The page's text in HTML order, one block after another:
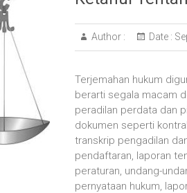
Author : Date :
Terjemahan hukum
berarti segala macam
peradilan perdata dan
dokumen seperti
transkrip pengadilan
pendaftaran, laporan
peraturan, undang-
pernyataan hukum,